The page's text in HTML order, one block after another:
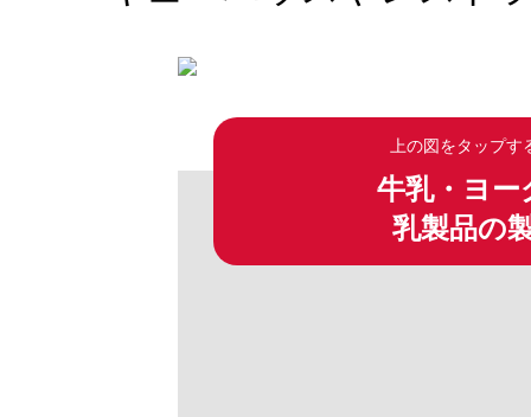
上の図をタップ
牛乳・ヨ
乳製品の